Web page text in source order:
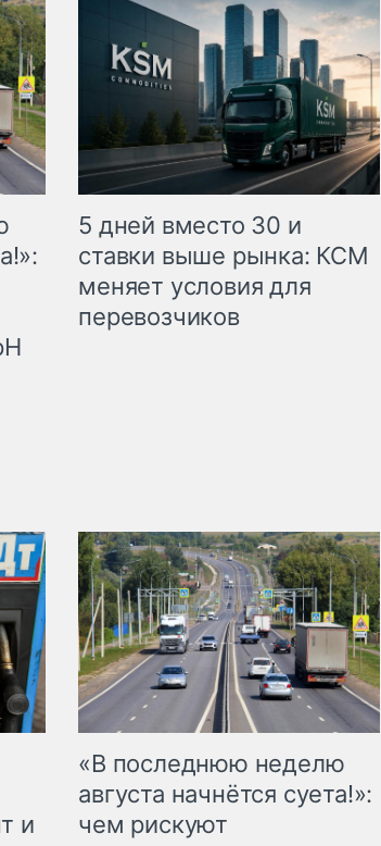
5 дней вместо 30 и
ставки выше рынка: КСМ
меняет условия для
перевозчиков
и
«В последнюю неделю
августа начнётся суета!»:
чем рискуют